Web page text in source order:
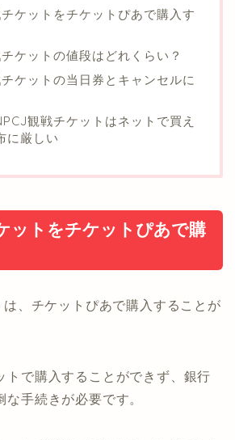
ケットをチケットぴあで購入す
ケットの値段はどれくらい？
ケットの当日券とキャンセルに
観戦チケットはネットで買え
に厳しい
ットをチケットぴあで購
、チケットぴあで購入することが
トで購入することができず、銀行
手続きが必要です。